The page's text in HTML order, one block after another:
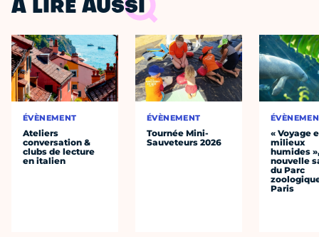
À LIRE AUSSI
ÉVÈNEMENT
Ateliers
conversation &
clubs de lecture
en italien
ÉVÈNEMENT
Tournée Mini-
Sauveteurs 2026
« Voyage
milieux
humides
nouvelle
du Parc
Paris